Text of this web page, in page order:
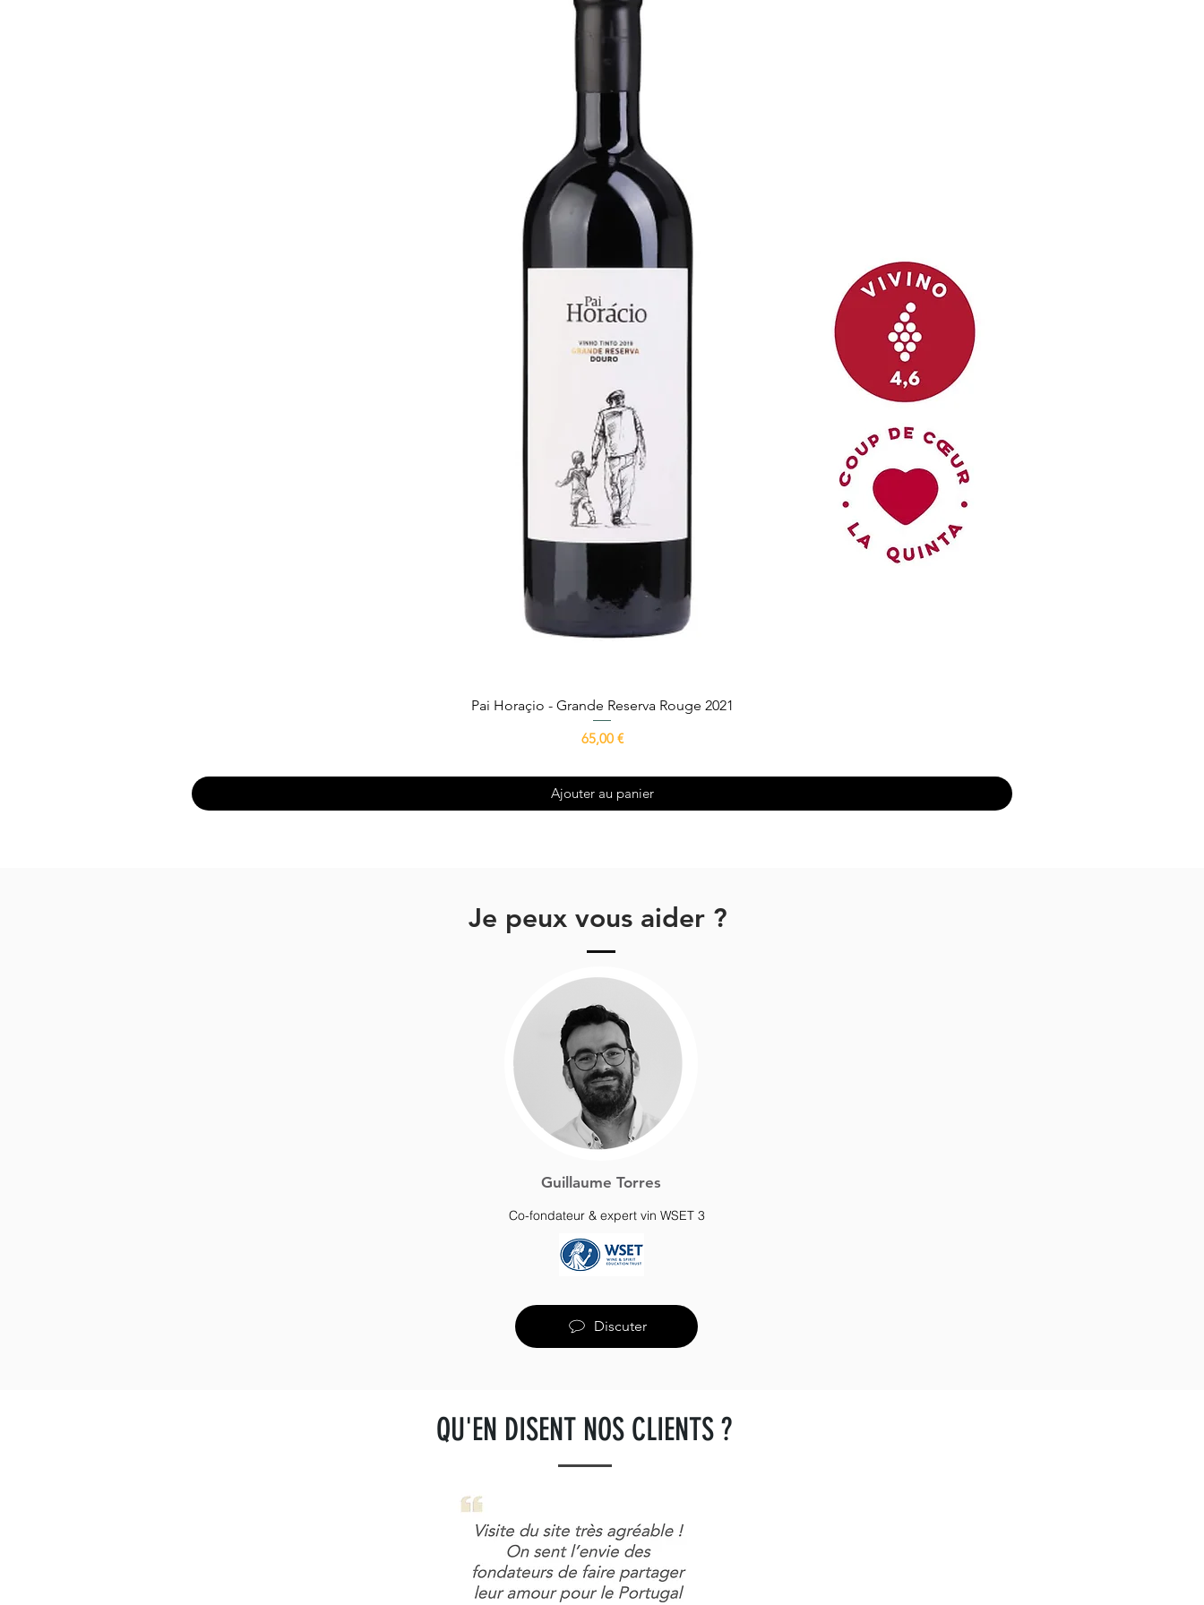
Aperçu rapide
Pai Horaçio - Grande Reserva Rouge 2021
Prix
65,00 €
Ajouter au panier
Je peux vous aider ?
Guillaume Torres
Co-fondateur & expert vin WSET 3
Discuter
QU'EN DISENT NOS CLIENTS ?